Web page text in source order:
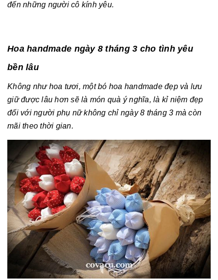
đến những người cô kính yêu.
Hoa handmade ngày 8 tháng 3 cho tình yêu
bền lâu
Không như hoa tươi, một bó hoa handmade đẹp và lưu
giữ được lâu hơn sẽ là món quà ý nghĩa, là kỉ niệm đẹp
đối với người phụ nữ không chỉ ngày 8 tháng 3 mà còn
mãi theo thời gian.